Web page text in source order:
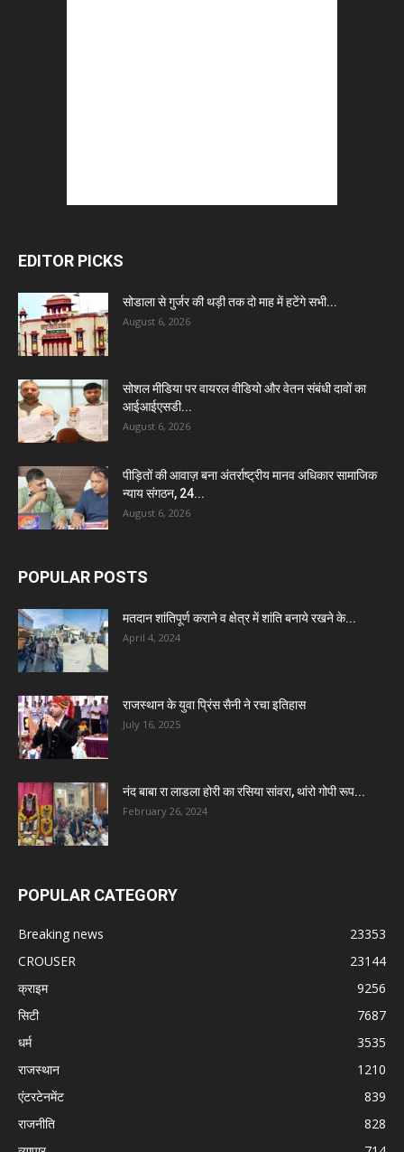
EDITOR PICKS
सोडाला से गुर्जर की थड़ी तक दो माह में हटेंगे सभी...
August 6, 2026
सोशल मीडिया पर वायरल वीडियो और वेतन संबंधी दावों का
आईआईएसडी...
August 6, 2026
पीड़ितों की आवाज़ बना अंतर्राष्ट्रीय मानव अधिकार सामाजिक
न्याय संगठन, 24...
August 6, 2026
POPULAR POSTS
मतदान शांतिपूर्ण कराने व क्षेत्र में शांति बनाये रखने के...
April 4, 2024
राजस्थान के युवा प्रिंस सैनी ने रचा इतिहास
July 16, 2025
नंद बाबा रा लाडला होरी का रसिया सांवरा, थांरो गोपी रूप...
February 26, 2024
POPULAR CATEGORY
Breaking news
23353
CROUSER
23144
क्राइम
9256
सिटी
7687
धर्म
3535
राजस्थान
1210
एंटरटेनमेंट
839
राजनीति
828